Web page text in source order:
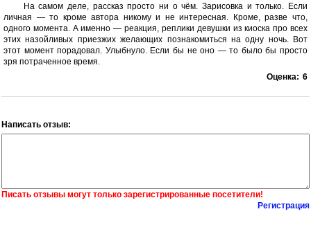
На самом деле, рассказ просто ни о чём. Зарисовка и только. Если
личная — то кроме автора никому и не интересная. Кроме, разве что,
одного момента. А именно — реакция, реплики девушки из киоска про всех
этих назойливых приезжих желающих познакомиться на одну ночь. Вот
этот момент порадовал. Улыбнуло. Если бы не оно — то было бы просто
зря потраченное время.
Оценка: 6
Написать отзыв:
Писать отзывы могут только зарегистрированные посетители!
Регистрация